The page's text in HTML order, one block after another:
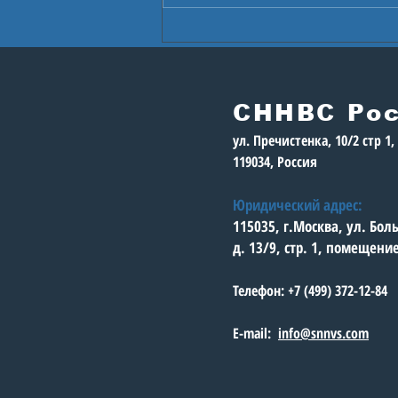
Игры будущего
СННВС
ул. Пречистенка, 10/2 стр
119034, Россия
Юридический адрес:
115035, г.Москва, ул.
д. 13/9, стр. 1,
Телефон: +7 (499) 372-12-84
E-mail: info@snnvs.com